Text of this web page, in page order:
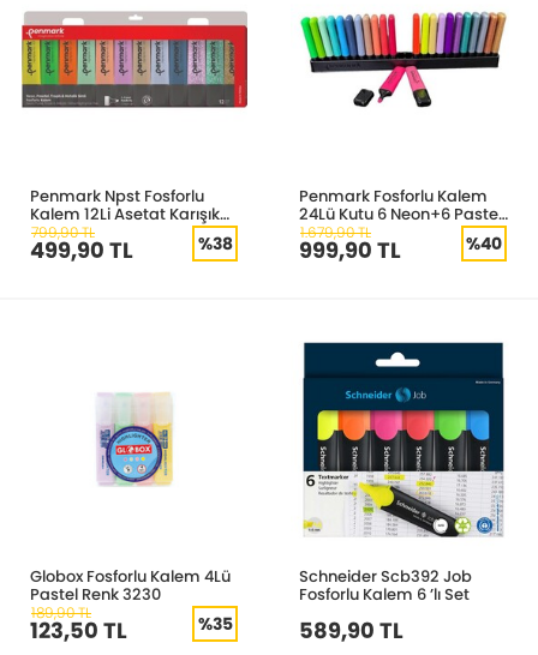
Penmark Npst Fosforlu
Kalem 12Li Asetat Karışık
Renk 3N+P+3 T+3 Ss Hs-
505
799,90 TL
499,90 TL %38
Penmark Fosforlu Kalem
24Lü Kutu 6 Neon+6 Pastel
+ 6 Tropik+6 Simli Hs505
1.679,90 TL
999,90 TL %40
Globox Fosforlu Kalem 4Lü
Pastel Renk 3230
189,90 TL
123,50 TL %35
Schneider Scb392 Job
Fosforlu Kalem 6 ’lı Set
589,90 TL